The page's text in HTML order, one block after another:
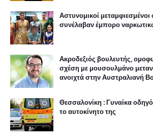
Αστυνομικοί μεταμφιεσμένοι
συνέλαβαν έμπορο
Ακροδεξιός βουλευτής,
σχέση με μουσουλμάνο
ανοιχτά στην Αυστραλιανή
Θεσσαλονίκη : Γυναίκα
το αυτοκίνητο της